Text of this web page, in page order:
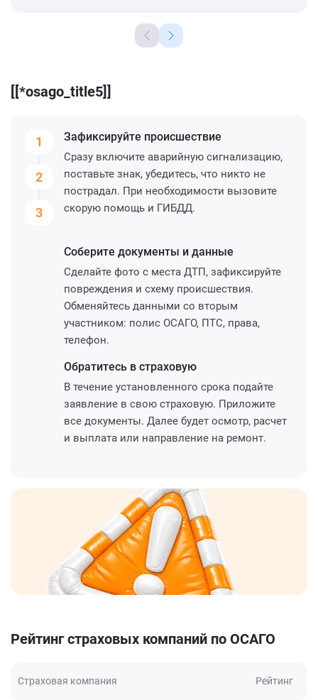
[[*osago_title5]]
1
2
3
Зафиксируйте происшествие
Сразу включите аварийную сигнализацию,
поставьте знак, убедитесь, что никто не
пострадал. При необходимости вызовите
скорую помощь и ГИБДД.
Соберите документы и данные
Сделайте фото с места ДТП, зафиксируйте
повреждения и схему происшествия.
Обменяйтесь данными со вторым
участником: полис ОСАГО, ПТС, права,
телефон.
Обратитесь в страховую
В течение установленного срока подайте
заявление в свою страховую. Приложите
все документы. Далее будет осмотр, расчет
и выплата или направление на ремонт.
Рейтинг страховых компаний по ОСАГО
Страховая компания Рейтинг